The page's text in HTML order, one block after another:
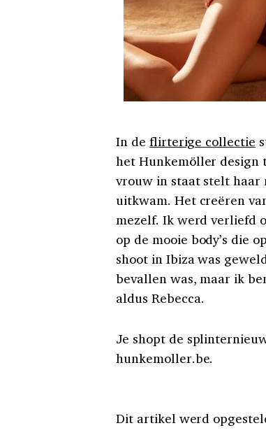
In de flirterige collectie
het Hunkemöller design
vrouw in staat stelt haar
uitkwam. Het creëren
mezelf. Ik werd verliefd
op de mooie body’s die
shoot in Ibiza was
bevallen was, maar ik
aldus Rebecca.
Je shopt de
hunkemoller.be.
Dit artikel werd